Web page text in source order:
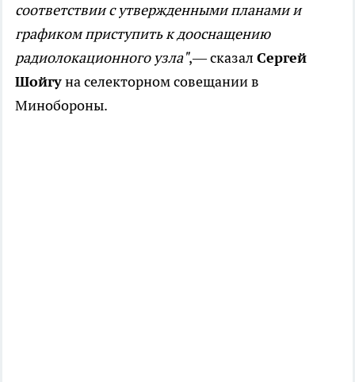
соответствии с утвержденными планами и
графиком приступить к дооснащению
радиолокационного узла",— сказал Сергей
Шойгуна селекторном совещании в
Минобороны.